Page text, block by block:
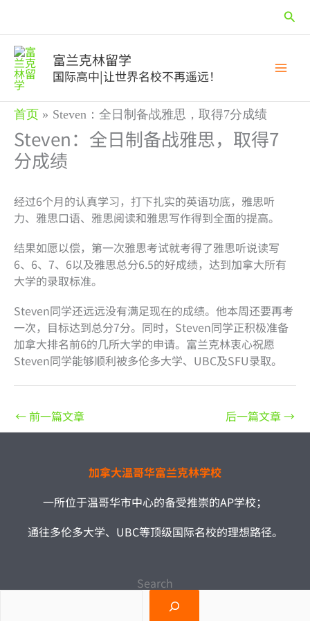
内
搜
索
富兰克林留学
国际高中|让世界名校不再遥远！
首页 Steven：全日制备战雅思，取得7分成绩
Steven：全日制备战雅思，取得7
分成绩
经过6个月的认真学习，打下扎实的英语功底，雅思听
力、雅思口语、雅思阅读和雅思写作得到全面的提高。
结果如愿以偿，第一次雅思考试就考得了雅思听说读写
6、6、7、6以及雅思总分6.5的好成绩，达到加拿大所有
大学的录取标准。
Steven同学还远远没有满足现在的成绩。他本周还要再考
一次，目标达到总分7分。同时，Steven同学正积极准备
加拿大排名前6的几所大学的申请。富兰克林衷心祝愿
Steven同学能够顺利被多伦多大学、UBC及SFU录取。
←前一篇文章 后一篇文章→
加拿大温哥华富兰克林学校
一所位于温哥华市中心的备受推崇的AP学校；
通往多伦多大学、UBC等顶级国际名校的理想路径。
Search